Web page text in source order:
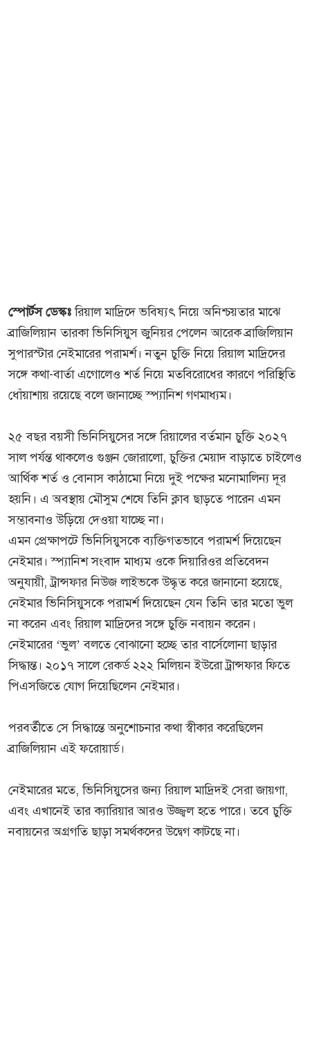
স্পোর্টস ডেস্কঃরিয়াল মাদ্রিদে ভবিষ্যৎ নিয়ে অনিশ্চয়তার মাঝে
ব্রাজিলিয়ান তারকা ভিনিসিয়ুস জুনিয়র পেলেন আরেক ব্রাজিলিয়ান
সুপারস্টার নেইমারের পরামর্শ। নতুন চুক্তি নিয়ে রিয়াল মাদ্রিদের
সঙ্গে কথা-বার্তা এগোলেও শর্ত নিয়ে মতবিরোধের কারণে পরিস্থিতি
ধোঁয়াশায় রয়েছে বলে জানাচ্ছে স্প্যানিশ গণমাধ্যম।
২৫ বছর বয়সী ভিনিসিয়ুসের সঙ্গে রিয়ালের বর্তমান চুক্তি ২০২৭
সাল পর্যন্ত থাকলেও গুঞ্জন জোরালো, চুক্তির মেয়াদ বাড়াতে চাইলেও
আর্থিক শর্ত ও বোনাস কাঠামো নিয়ে দুই পক্ষের মনোমালিন্য দূর
হয়নি। এ অবস্থায় মৌসুম শেষে তিনি ক্লাব ছাড়তে পারেন এমন
সম্ভাবনাও উড়িয়ে দেওয়া যাচ্ছে না।
এমন প্রেক্ষাপটে ভিনিসিয়ুসকে ব্যক্তিগতভাবে পরামর্শ দিয়েছেন
নেইমার। স্প্যানিশ সংবাদ মাধ্যম ওকে দিয়ারিওর প্রতিবেদন
অনুযায়ী, ট্রান্সফার নিউজ লাইভকে উদ্ধৃত করে জানানো হয়েছে,
নেইমার ভিনিসিয়ুসকে পরামর্শ দিয়েছেন যেন তিনি তার মতো ভুল
না করেন এবং রিয়াল মাদ্রিদের সঙ্গে চুক্তি নবায়ন করেন।
নেইমারের ‘ভুল’ বলতে বোঝানো হচ্ছে তার বার্সেলোনা ছাড়ার
সিদ্ধান্ত। ২০১৭ সালে রেকর্ড ২২২ মিলিয়ন ইউরো ট্রান্সফার ফিতে
পিএসজিতে যোগ দিয়েছিলেন নেইমার।
পরবর্তীতে সে সিদ্ধান্তে অনুশোচনার কথা স্বীকার করেছিলেন
ব্রাজিলিয়ান এই ফরোয়ার্ড।
নেইমারের মতে, ভিনিসিয়ুসের জন্য রিয়াল মাদ্রিদই সেরা জায়গা,
এবং এখানেই তার ক্যারিয়ার আরও উজ্জ্বল হতে পারে। তবে চুক্তি
নবায়নের অগ্রগতি ছাড়া সমর্থকদের উদ্বেগ কাটছে না।